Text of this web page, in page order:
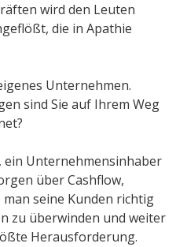
wird den Leuten
die in Apathie
Unternehmen.
sind Sie auf Ihrem Weg
ein Unternehmensinhaber
über Cashflow,
seine Kunden richtig
zu überwinden und weiter
Herausforderung.